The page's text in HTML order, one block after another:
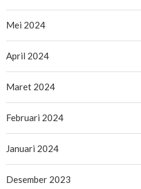
Mei 2024
April 2024
Maret 2024
Februari 2024
Januari 2024
Desember 2023